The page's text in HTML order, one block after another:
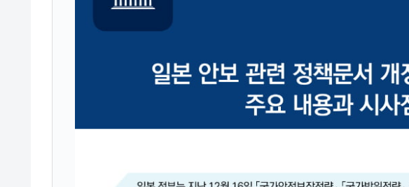
韓国政府『BYD』車への補助金を全廃 ⇒ 実は韓国で『
在韓米国大使スティールが着韓！⇒ さっそく空港に詰めか
ドを掲げる「在韓反米勢力」
韓国政府「2035年までに18.4GW規模のAIデータセンター
『Money1』 JPモルガン「韓国レバレッジETFの清算はほぼ終わった」
韓国政府「ニセＫ-ブランドを通報しようキャンペーン」